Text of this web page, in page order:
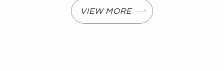
VIEW MORE